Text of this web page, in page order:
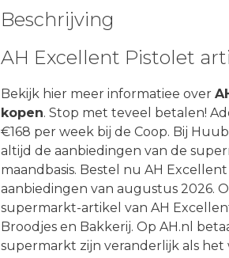
Beschrijving
AH Excellent Pistolet
Bekijk hier meer informatiee over
kopen. Stop met teveel betalen!
€168 per week bij de Coop. Bij
altijd de aanbiedingen van de
maandbasis. Bestel nu AH
aanbiedingen van augustus 2026.
supermarkt-artikel van AH
Broodjes en Bakkerij. Op AH.nl
supermarkt zijn veranderlijk als